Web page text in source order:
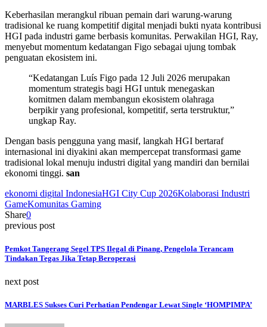
Keberhasilan merangkul ribuan pemain dari warung-warung
tradisional ke ruang kompetitif digital menjadi bukti nyata kontribusi
HGI pada industri game berbasis komunitas. Perwakilan HGI, Ray,
menyebut momentum kedatangan Figo sebagai ujung tombak
penguatan ekosistem ini.
“Kedatangan Luís Figo pada 12 Juli 2026 merupakan
momentum strategis bagi HGI untuk menegaskan
komitmen dalam membangun ekosistem olahraga
berpikir yang profesional, kompetitif, serta terstruktur,”
ungkap Ray.
Dengan basis pengguna yang masif, langkah HGI bertaraf
internasional ini diyakini akan mempercepat transformasi game
tradisional lokal menuju industri digital yang mandiri dan bernilai
ekonomi tinggi. san
ekonomi digital IndonesiaHGI City Cup 2026Kolaborasi Industri
GameKomunitas Gaming
Share0
previous post
Pemkot Tangerang Segel TPS Ilegal di Pinang, Pengelola Terancam
Tindakan Tegas Jika Tetap Beroperasi
next post
MARBLES Sukses Curi Perhatian Pendengar Lewat Single ‘HOMPIMPA’